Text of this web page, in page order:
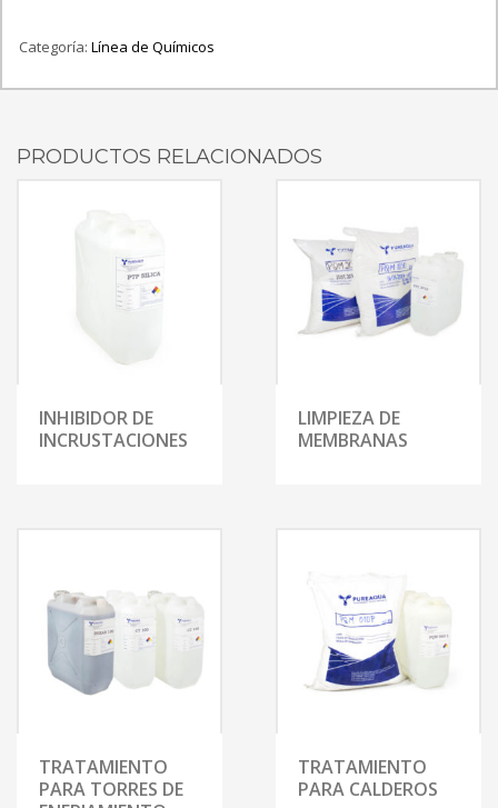
Categoría: Línea de Químicos
PRODUCTOS RELACIONADOS
INHIBIDOR DE
INCRUSTACIONES
LIMPIEZA DE
MEMBRANAS
TRATAMIENTO
PARA TORRES DE
TRATAMIENTO
PARA CALDEROS